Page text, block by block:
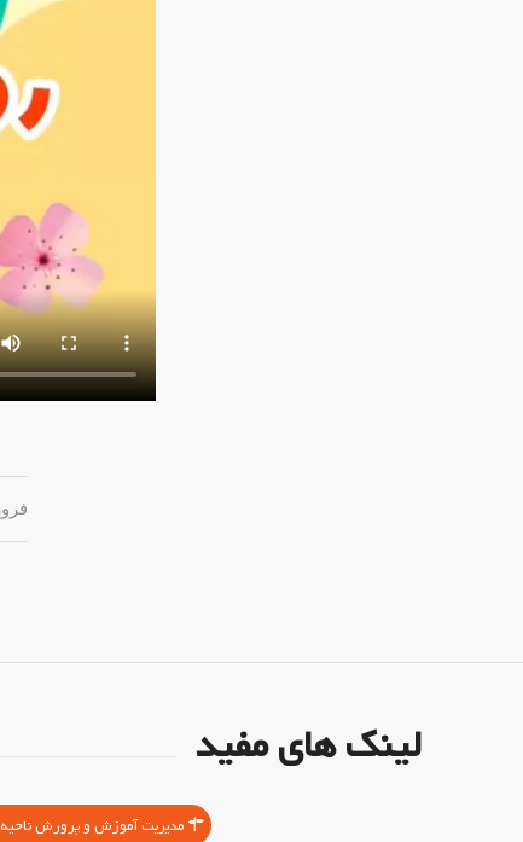
لینک های مفید
مدیریت آموزش و پرورش ناحیه ۳ اصفهان